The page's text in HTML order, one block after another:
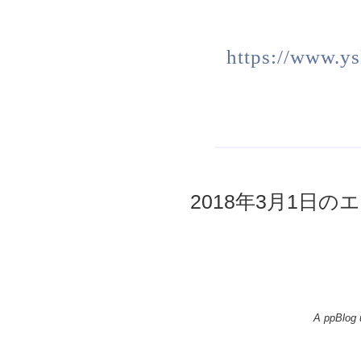
https://
2018年3月1日の
A ppBlog